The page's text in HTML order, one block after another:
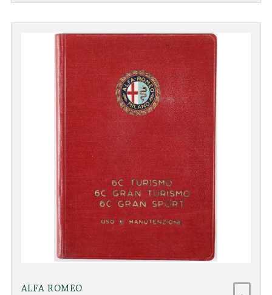
ALFA ROMEO